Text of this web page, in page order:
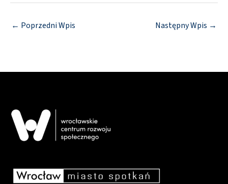
← Poprzedni Wpis Następny Wpis →